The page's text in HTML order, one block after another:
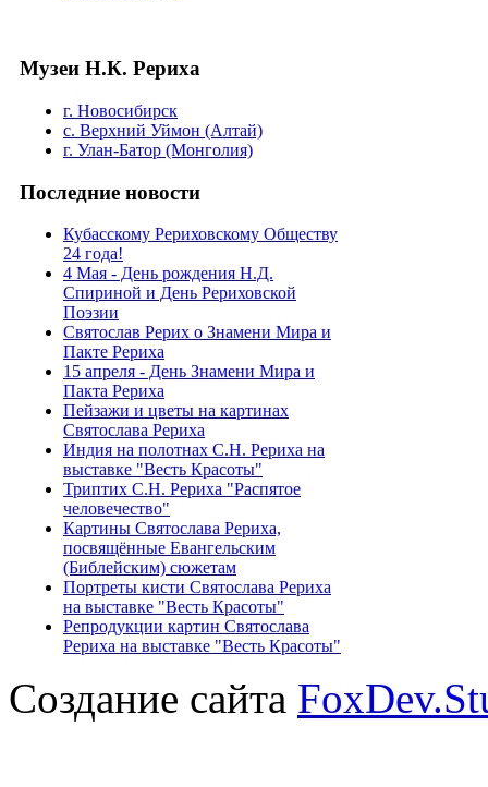
Музеи Н.К. Рериха
г. Новосибирск
с. Верхний Уймон (Алтай)
г. Улан-Батор (Монголия)
Последние новости
Кубасскому Рериховскому Обществу
24 года!
4 Мая - День рождения Н.Д.
Спириной и День Рериховской
Поэзии
Святослав Рерих о Знамени Мира и
Пакте Рериха
15 апреля - День Знамени Мира и
Пакта Рериха
Пейзажи и цветы на картинах
Святослава Рериха
Индия на полотнах С.Н. Рериха на
выставке "Весть Красоты"
Триптих С.Н. Рериха "Распятое
человечество"
Картины Святослава Рериха,
посвящённые Евангельским
(Библейским) сюжетам
Портреты кисти Святослава Рериха
на выставке "Весть Красоты"
Репродукции картин Святослава
Рериха на выставке "Весть Красоты"
Создание сайта